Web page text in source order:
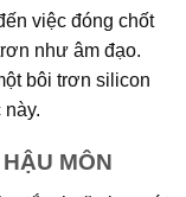
việc đóng chốt
như âm đạo.
bôi trơn silicon
MÔN